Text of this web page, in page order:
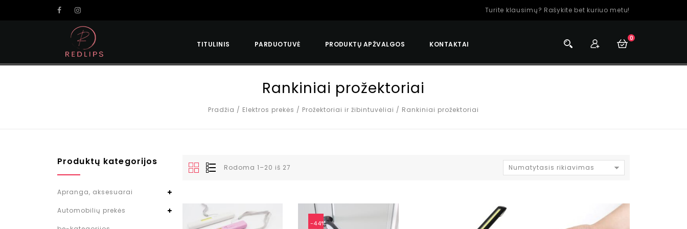
Turite klausimų? Rašykite bet kuriuo metu!
TITULINIS PARDUOTUVĖ PRODUKTŲ APŽVALGOS KONTAKTAI
0
Rankiniai prožektoriai
Pradžia / Elektros prekės / Prožektoriai ir žibintuvėliai / Rankiniai prožektoriai
Rodoma 1–20 iš 27 Numatytasis rikiavimas
-44%
Produktų kategorijos
Apranga, aksesuarai
Automobilių prekės